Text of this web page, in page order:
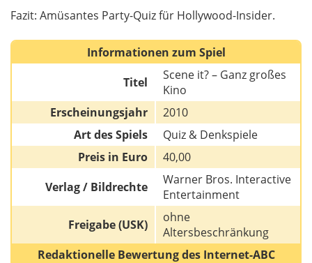
Fazit: Amüsantes Party-Quiz für Hollywood-Insider.
Informationen zum Spiel
Titel
Scene it? – Ganz großes
Kino
Erscheinungsjahr
2010
Art des Spiels
Quiz & Denkspiele
Preis in Euro
40,00
Verlag / Bildrechte
Warner Bros. Interactive
Entertainment
Freigabe (USK)
ohne
Altersbeschränkung
Redaktionelle Bewertung des Internet-ABC